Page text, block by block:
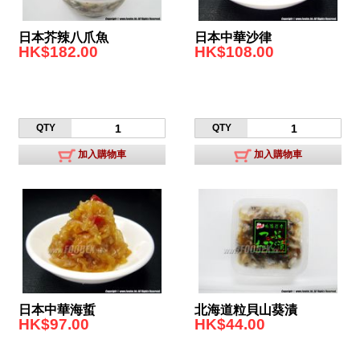
日本芥辣八爪魚
HK$182.00
QTY
加入購物車
日本中華沙律
HK$108.00
QTY
加入購物車
日本中華海蜇
HK$97.00
北海道粒貝山葵漬
HK$44.00